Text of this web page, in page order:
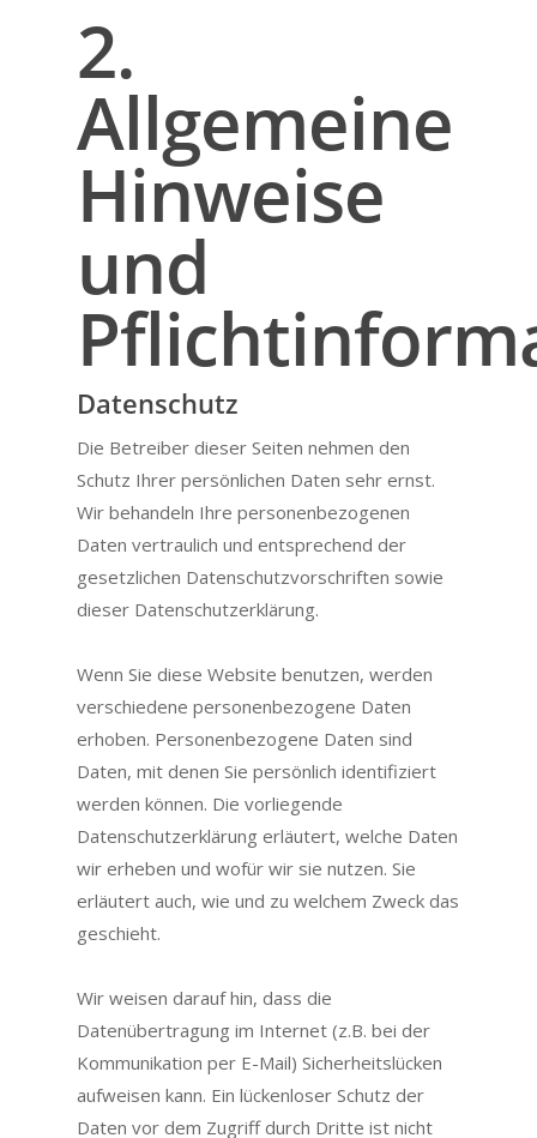
2.
Allgemeine
Hinweise
und
Datenschutz
Die Betreiber dieser Seiten nehmen den
Schutz Ihrer persönlichen Daten sehr ernst.
Wir behandeln Ihre personenbezogenen
Daten vertraulich und entsprechend der
gesetzlichen Datenschutzvorschriften sowie
dieser Datenschutzerklärung.
Wenn Sie diese Website benutzen, werden
verschiedene personenbezogene Daten
erhoben. Personenbezogene Daten sind
Daten, mit denen Sie persönlich identifiziert
werden können. Die vorliegende
Datenschutzerklärung erläutert, welche Daten
wir erheben und wofür wir sie nutzen. Sie
erläutert auch, wie und zu welchem Zweck das
geschieht.
Wir weisen darauf hin, dass die
Datenübertragung im Internet (z.B. bei der
Kommunikation per E-Mail) Sicherheitslücken
aufweisen kann. Ein lückenloser Schutz der
Daten vor dem Zugriff durch Dritte ist nicht